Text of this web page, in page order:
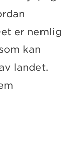
er nemlig
kan
landet.